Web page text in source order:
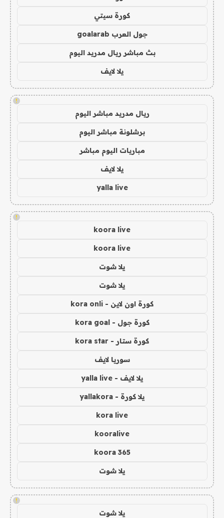
كورة سيتي
جول العرب goalarab
بث مباشر ريال مدريد اليوم
يلا لايف
!
ريال مدريد مباشر اليوم
برشلونة مباشر اليوم
مباريات اليوم مباشر
يلا لايف
yalla live
!
koora live
koora live
يلا شوت
يلا شوت
كورة اون لاين - kora onli
كورة جول - kora goal
كورة ستار - kora star
سوريا لايف
يلا لايف - yalla live
يلا كورة - yallakora
kora live
kooralive
koora 365
يلا شوت
!
يلا شوت